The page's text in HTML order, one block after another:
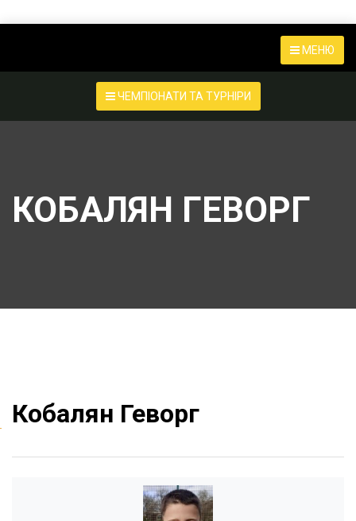
МЕНЮ
ЧЕМПІОНАТИ ТА ТУРНІРИ
КОБАЛЯН ГЕВОРГ
Кобалян Геворг